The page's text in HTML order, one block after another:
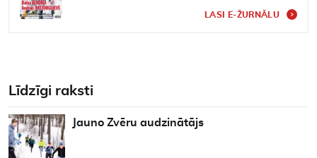
LASI E-ŽURNĀLU
Līdzīgi raksti
Jauno Zvēru audzinātājs